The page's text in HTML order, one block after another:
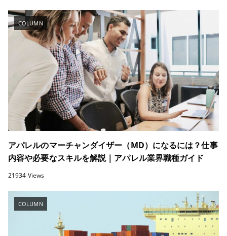
COLUMN
アパレルのマーチャンダイザー（MD）になるには？仕事
内容や必要なスキルを解説｜アパレル業界職種ガイド
21934 Views
COLUMN